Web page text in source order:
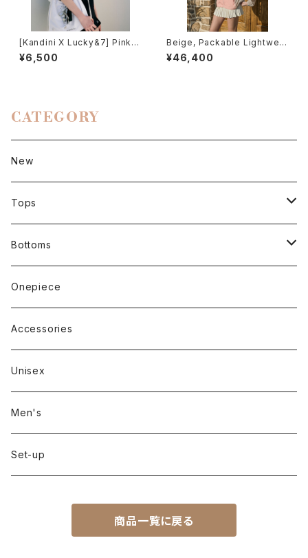
[Kandini X Lucky&7] Pink,
Ballcap
¥6,500
Beige, Packable Lightweig
ht Hood Windbreaker
¥46,400
CATEGORY
New
Tops
Short sleeve
Long sleeve
Sleeveless
Outer
Bottoms
Pants
Skirt
Onepiece
Accessories
Unisex
Men's
Set-up
商品一覧に戻る